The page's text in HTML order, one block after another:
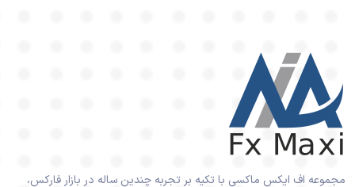
مجموعه اف ایکس ماکسی با تکیه بر تجربه چندین ساله در بازار فارکس،